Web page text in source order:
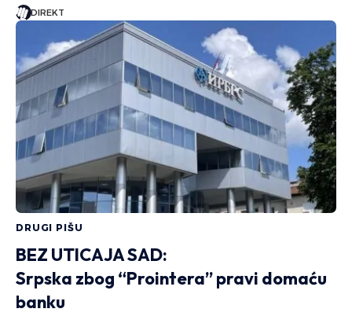
DIREKT
DRUGI PIŠU
BEZ UTICAJA SAD:
Srpska zbog “Prointera” pravi domaću
banku